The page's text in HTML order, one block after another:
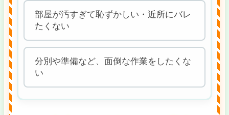
部屋が汚すぎて恥ずかしい・近所にバレ
たくない
分別や準備など、面倒な作業をしたくな
い